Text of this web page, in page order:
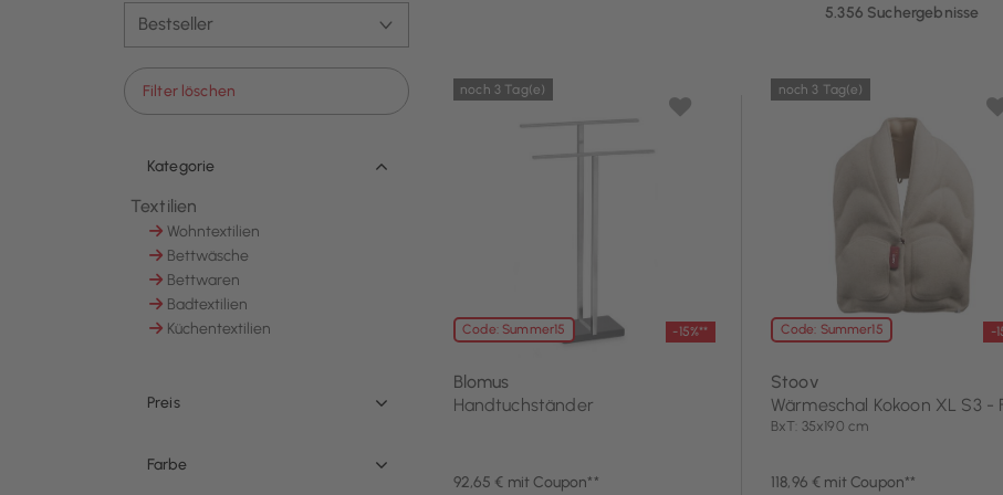
5.356 Suchergebnisse
Filter löschen
Kategorie
Textilien
Ausgewählt Derzeit verfeinert von Kategorie: Textilien
Wohntextilien
Sortieren nach Kategorie: Wohntextilien
Bettwäsche
Sortieren nach Kategorie: Bettwäsche
Bettwaren
Sortieren nach Kategorie: Bettwaren
Badtextilien
Sortieren nach Kategorie: Badtextilien
Küchentextilien
Sortieren nach Kategorie: Küchentextilien
Preis
Farbe
Code: Summer15 -15%**
noch 3 Tag(e)
Blomus
Handtuchständer
92,65 € mit Coupon**
Code: Summer15 -
noch 3 Tag(e)
Stoov
Wärmeschal Kokoon XL S3 -
BxT: 35x190 cm
118,96 € mit Coupon**